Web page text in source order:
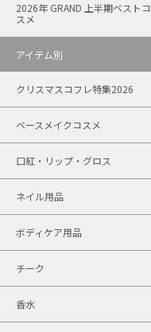
2026年 GRAND 上半期ベストコ
スメ
アイテム別
クリスマスコフレ特集2026
ベースメイクコスメ
口紅・リップ・グロス
ネイル用品
ボディケア用品
チーク
香水